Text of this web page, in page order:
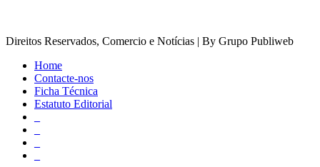
Direitos Reservados, Comercio e Notícias | By Grupo Publiweb
Home
Contacte-nos
Ficha Técnica
Estatuto Editorial